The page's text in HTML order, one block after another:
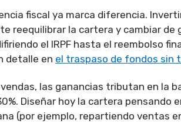
fiscal ya marca diferencia.
reequilibrar la cartera y cambiar
el IRPF hasta el reembolso
detalle en el traspaso de fondos sin
las ganancias tributan en la
Diseñar hoy la cartera pensando
(por ejemplo, repartiendo ventas